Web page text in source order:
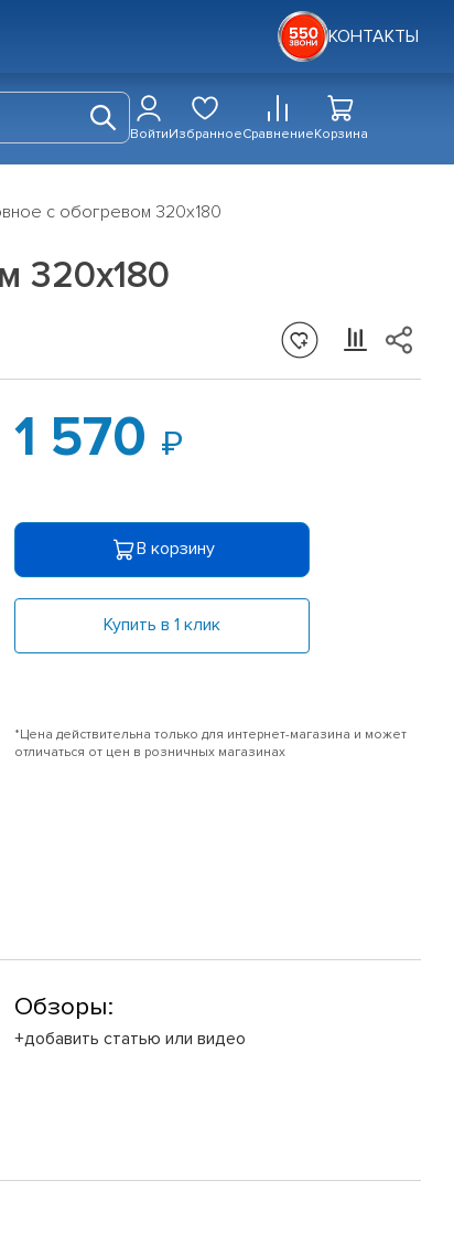
КОНТАКТЫ
ВойтиИзбранноеСравнениеКорзина
с обогревом 320х180
320х180
1 570
В корзину
Купить в 1 клик
*Цена действительна только для интернет-магазина и может
отличаться от цен в розничных магазинах
Обзоры:
+добавить статью или видео